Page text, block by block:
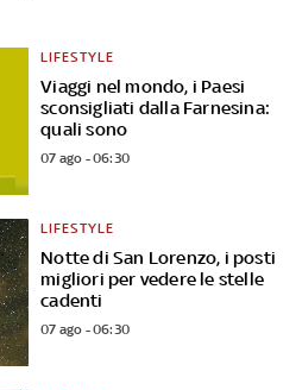
Viaggi nel mondo, i Paesi
sconsigliati dalla Farnesina:
quali sono
LIFESTYLE
07 ago - 06:30
Notte di San Lorenzo, i posti
migliori per vedere le stelle
cadenti
LIFESTYLE
07 ago - 06:30